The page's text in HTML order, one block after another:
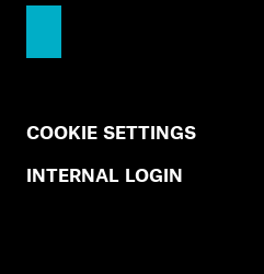
COOKIE SETTINGS
INTERNAL LOGIN